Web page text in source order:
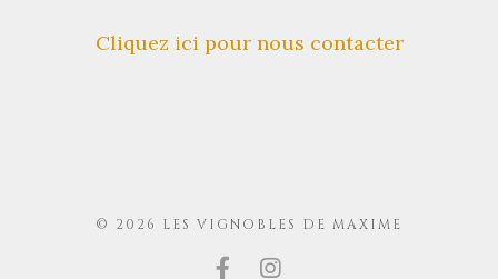
Cliquez ici pour nous contacter
© 2026 LES VIGNOBLES DE MAXIME